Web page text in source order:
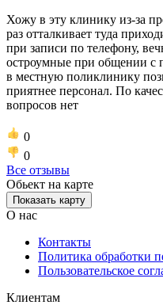
Хожу в эту клинику из-за
раз отталкивает туда
при записи по телефону,
остроумные при общении с
в местную поликлинику
приятнее персонал. По
вопросов нет
0
0
Все отзывы
Обьект на карте
Показать карту
О нас
Контакты
Политика обработки
Пользовательское
Клиентам